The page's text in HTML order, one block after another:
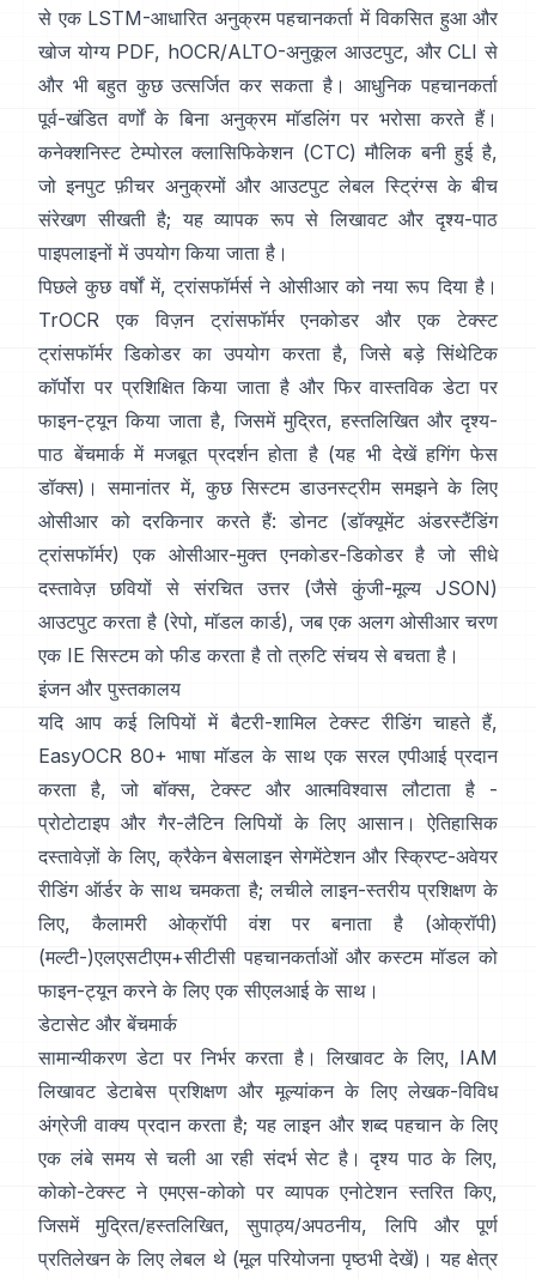
से एक LSTM-आधारित अनुक्रम पहचानकर्ता में विकसित हुआ और
खोज योग्य PDF, hOCR/ALTO-अनुकूल आउटपुट, और CLI से
और भी बहुत कुछ उत्सर्जित कर सकता है। आधुनिक पहचानकर्ता
पूर्व-खंडित वर्णों के बिना अनुक्रम मॉडलिंग पर भरोसा करते हैं।
कनेक्शनिस्ट टेम्पोरल क्लासिफिकेशन (CTC) मौलिक बनी हुई है,
जो इनपुट फ़ीचर अनुक्रमों और आउटपुट लेबल स्ट्रिंग्स के बीच
संरेखण सीखती है; यह व्यापक रूप से लिखावट और दृश्य-पाठ
पाइपलाइनों में उपयोग किया जाता है।
पिछले कुछ वर्षों में, ट्रांसफॉर्मर्स ने ओसीआर को नया रूप दिया है।
TrOCR
एक विज़न ट्रांसफॉर्मर एनकोडर और एक टेक्स्ट
ट्रांसफॉर्मर डिकोडर का उपयोग करता है, जिसे बड़े सिंथेटिक
कॉर्पोरा पर प्रशिक्षित किया जाता है और फिर वास्तविक डेटा पर
फाइन-ट्यून किया जाता है, जिसमें मुद्रित, हस्तलिखित और दृश्य-
पाठ बेंचमार्क में मजबूत प्रदर्शन होता है (यह भी देखें हगिंग फेस
डॉक्स)। समानांतर में, कुछ सिस्टम डाउनस्ट्रीम समझने के लिए
ओसीआर को दरकिनार करते हैं: डोनट (डॉक्यूमेंट अंडरस्टैंडिंग
ट्रांसफॉर्मर)
एक ओसीआर-मुक्त एनकोडर-डिकोडर है जो सीधे
दस्तावेज़ छवियों से संरचित उत्तर (जैसे कुंजी-मूल्य JSON)
आउटपुट करता है (रेपो, मॉडल कार्ड), जब एक अलग ओसीआर चरण
एक IE सिस्टम को फीड करता है तो त्रुटि संचय से बचता है।
इंजन और पुस्तकालय
यदि आप कई लिपियों में बैटरी-शामिल टेक्स्ट रीडिंग चाहते हैं,
EasyOCR 80+ भाषा मॉडल के साथ एक सरल एपीआई प्रदान
करता है, जो बॉक्स, टेक्स्ट और आत्मविश्वास लौटाता है -
प्रोटोटाइप और गैर-लैटिन लिपियों के लिए आसान। ऐतिहासिक
दस्तावेज़ों के लिए, क्रैकेन बेसलाइन सेगमेंटेशन और स्क्रिप्ट-अवेयर
रीडिंग ऑर्डर के साथ चमकता है; लचीले लाइन-स्तरीय प्रशिक्षण के
लिए,
कैलामरी ओक्रॉपी वंश पर बनाता है (ओक्रॉपी)
(मल्टी-)एलएसटीएम+सीटीसी पहचानकर्ताओं और कस्टम मॉडल को
फाइन-ट्यून करने के लिए एक सीएलआई के साथ।
डेटासेट और बेंचमार्क
सामान्यीकरण डेटा पर निर्भर करता है। लिखावट के लिए, IAM
लिखावट डेटाबेस प्रशिक्षण और मूल्यांकन के लिए लेखक-विविध
अंग्रेजी वाक्य प्रदान करता है; यह लाइन और शब्द पहचान के लिए
एक लंबे समय से चली आ रही संदर्भ सेट है। दृश्य पाठ के लिए,
कोको-टेक्स्ट ने एमएस-कोको पर व्यापक एनोटेशन स्तरित किए,
जिसमें मुद्रित/हस्तलिखित, सुपाठ्य/अपठनीय, लिपि और पूर्ण
प्रतिलेखन के लिए लेबल थे (मूल परियोजना पृष्ठभी देखें)। यह क्षेत्र